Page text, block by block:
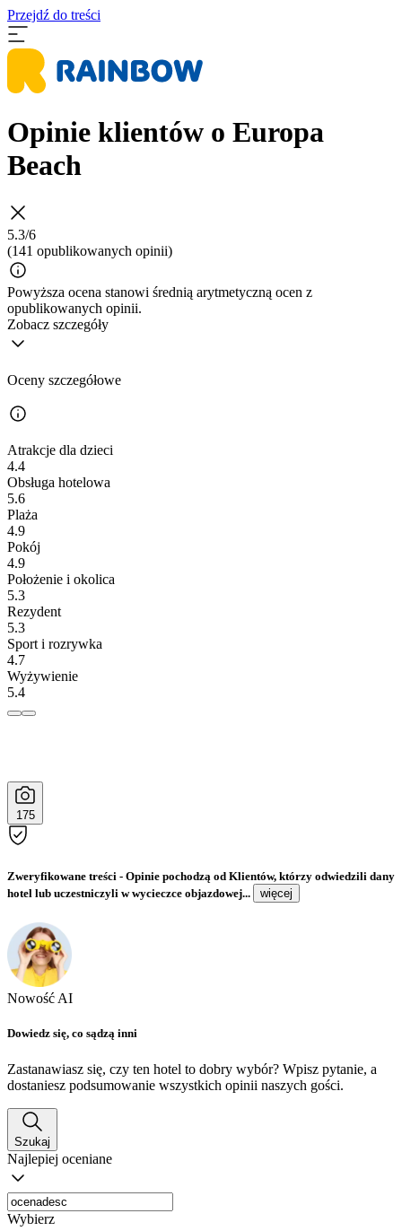
Przejdź do treści
Opinie klientów o Europa
Beach
5.3/6
(141 opublikowanych opinii)
Powyższa ocena stanowi średnią arytmetyczną ocen z
opublikowanych opinii.
Zobacz szczegóły
Oceny szczegółowe
Atrakcje dla dzieci
4.4
Obsługa hotelowa
5.6
Plaża
4.9
Pokój
4.9
Położenie i okolica
5.3
Rezydent
5.3
Sport i rozrywka
4.7
Wyżywienie
5.4
175
Zweryfikowane treści - Opinie pochodzą od Klientów, którzy odwiedzili dany
hotel lub uczestniczyli w wycieczce objazdowej...
więcej
Nowość AI
Dowiedz się, co sądzą inni
Zastanawiasz się, czy ten hotel to dobry wybór? Wpisz pytanie, a
dostaniesz podsumowanie wszystkich opinii naszych gości.
Szukaj
Najlepiej oceniane
Wybierz